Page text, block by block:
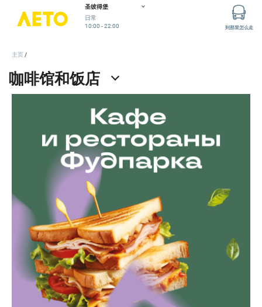
Рестораны и кафе с разнообразной кухней ждут вас
圣彼得堡
日常
10:00 - 22:00
到那里怎么走
主页